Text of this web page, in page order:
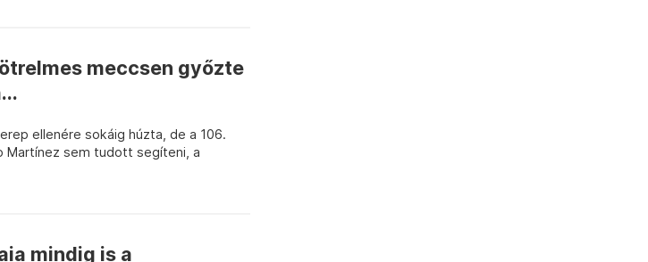
meccsen győzte
ellenére sokáig húzta, de a 106.
Martínez sem tudott segíteni, a
mindig is a